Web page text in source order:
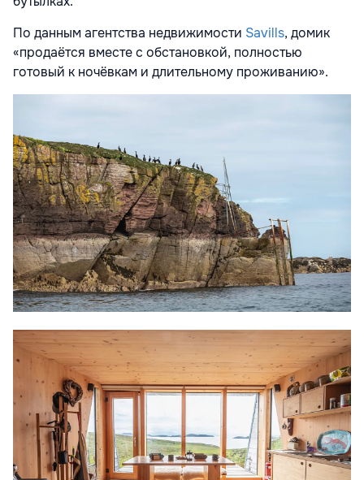
По данным агентства недвижимости Savills, домик
«продаётся вместе с обстановкой, полностью
готовый к ночёвкам и длительному проживанию».